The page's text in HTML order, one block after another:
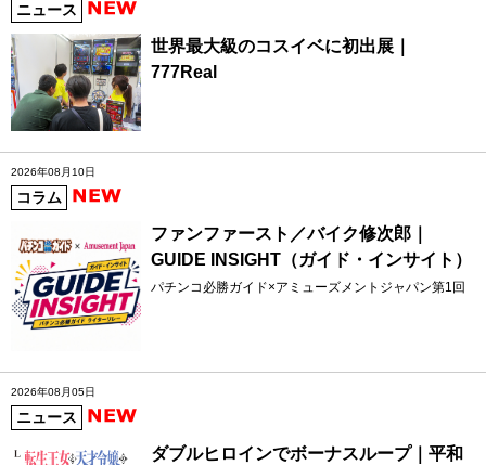
ニュース
世界最大級のコスイベに初出展｜
777Real
2026年08月10日
コラム
ファンファースト／バイク修次郎｜
GUIDE INSIGHT（ガイド・インサイト）
パチンコ必勝ガイド×アミューズメントジャパン第1回
2026年08月05日
ニュース
ダブルヒロインでボーナスループ｜平和